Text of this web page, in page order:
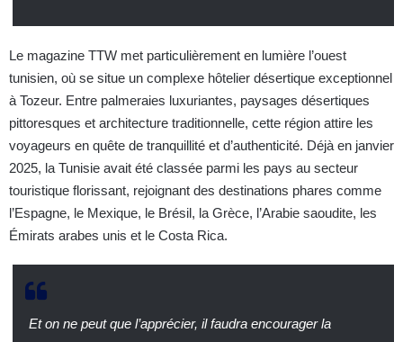
Le magazine TTW met particulièrement en lumière l’ouest
tunisien, où se situe un complexe hôtelier désertique exceptionnel
à Tozeur. Entre palmeraies luxuriantes, paysages désertiques
pittoresques et architecture traditionnelle, cette région attire les
voyageurs en quête de tranquillité et d’authenticité. Déjà en janvier
2025, la Tunisie avait été classée parmi les pays au secteur
touristique florissant, rejoignant des destinations phares comme
l’Espagne, le Mexique, le Brésil, la Grèce, l’Arabie saoudite, les
Émirats arabes unis et le Costa Rica.
Et on ne peut que l’apprécier, il faudra encourager la